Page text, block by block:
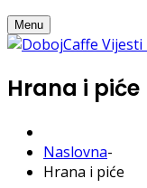
Menu
Hrana i piće
Naslovna-
Hrana i piće